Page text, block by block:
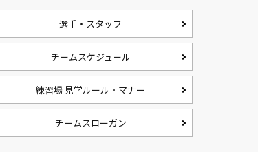
選手・スタッフ
チームスケジュール
練習場 見学ルール・マナー
チームスローガン